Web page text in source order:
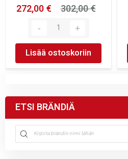
272,00 €
302,00 €
Lisää ostoskoriin
ETSI BRÄNDIÄ